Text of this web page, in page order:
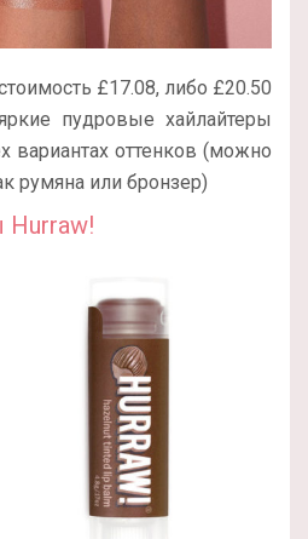
£17.08, либо £20.50
пудровые хайлайтеры
вариантах оттенков (можно
румяна или бронзер)